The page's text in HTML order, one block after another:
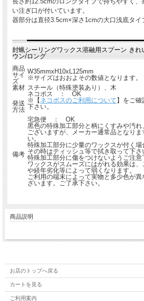
い注ぎ口が付いています。
器部分は直径3.5cm×深さ1cmの大口浅底タイ
封蝋シーリングワックス溶融用スプーン きれ
ウン/ロング
商品
サイ
ズ
W35mmxH10xL125mm
※サイズはおおよその数値となります。
素材 スチール（特殊塗装あり）、木
発送
方法
ネコポス ： OK
※【 ネコポスのご利用について 】をご
下さい。
宅急便 ： OK
備考
黒色の特殊加工部分と柄にくすみや汚
ございますが、メーカー通常品となりま
い。
特殊加工部分に少量のワックスが付く場
その時はティッシュ等で拭き取って下さ
特殊加工部分に傷をつけないようご注意
ワックスがスムーズにはがれる効果は
や経年劣化等によって弱くなります。
ご利用の端末によって実物と多少色が
ざいます。ご了承下さい。
商品説明
お店のトップへ戻る
カートを見る
ご利用案内